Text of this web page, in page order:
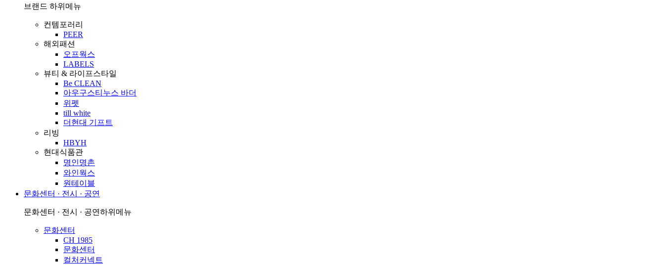
브랜드 하위메뉴
컨템포러리
PEER
해외패션
오프웍스
LABELS
뷰티 & 라이프스타일
Be CLEAN
아우구스티누스 바더
위펫
till white
더현대 기프트
리빙
HBYH
현대식품관
명인명촌
와인웍스
원테이블
문화센터 · 전시 · 공연
문화센터 · 전시 · 공연하위메뉴
문화센터
CH 1985
문화센터
컬처커넥트